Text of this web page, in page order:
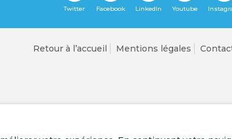
Retour à l’accueil Mentions légales